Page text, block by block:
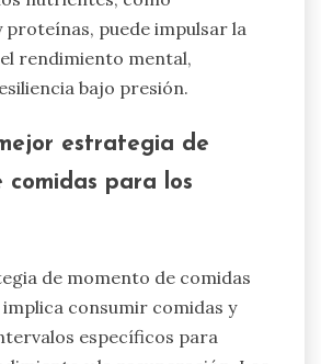
el momento y la
las comidas en la
frecuencia de las comidas
en la resiliencia
los niveles de energía y la